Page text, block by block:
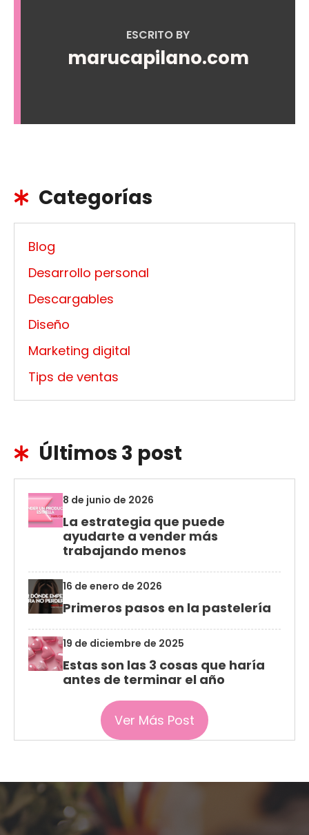
ESCRITO BY
marucapilano.com
Categorías
Blog
Desarrollo personal
Descargables
Diseño
Marketing digital
Tips de ventas
Últimos 3 post
8 de junio de 2026
La estrategia que puede
ayudarte a vender más
trabajando menos
16 de enero de 2026
Primeros pasos en la pastelería
19 de diciembre de 2025
Estas son las 3 cosas que haría
antes de terminar el año
Ver Más Post